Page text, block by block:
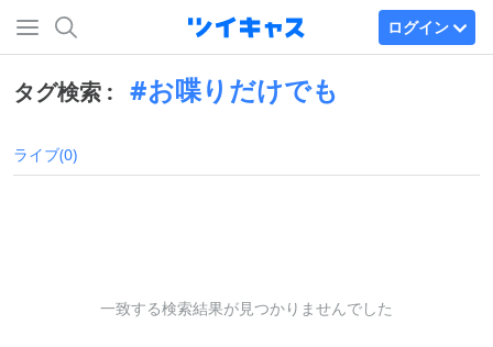
ログイン
タグ検索 : お喋りだけでも
ライブ(0)
一致する検索結果が見つかりませんでした